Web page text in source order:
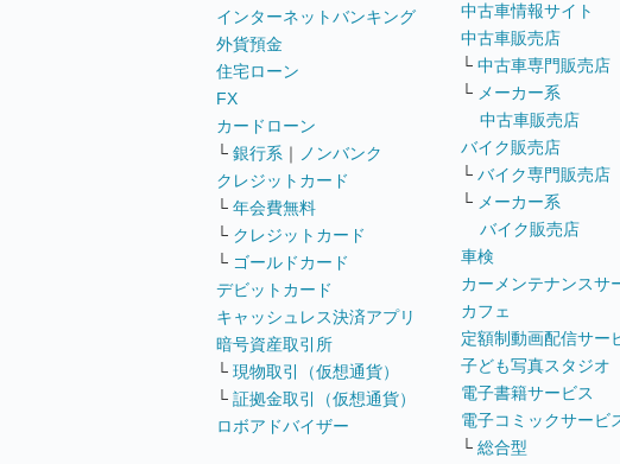
インターネットバンキング
外貨預金
住宅ローン
FX
カードローン
└ 銀行系 ｜
ノンバンク
クレジットカード
└ 年会費無料
└ クレジットカード
└ ゴールドカード
デビットカード
キャッシュレス決済アプリ
暗号資産取引所
└ 現物取引（仮想通貨）
└ 証拠金取引（仮想通貨）
ロボアドバイザー
中古車情報サイト
中古車販売店
└ 中古車専門販売店
└ メーカー系
中古車販売店
バイク販売店
└ バイク専門販売店
└ メーカー系
バイク販売店
車検
カーメンテナンスサ
カフェ
定額制動画配信サー
子ども写真スタジオ
電子書籍サービス
電子コミックサービ
└ 総合型